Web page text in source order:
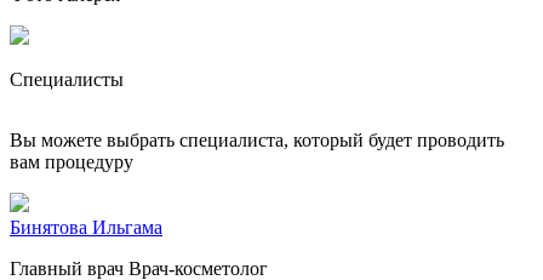
Специалисты
Вы можете выбрать специалиста, который будет проводить
вам процедуру
Бинятова Ильгама
Главный врач Врач-косметолог